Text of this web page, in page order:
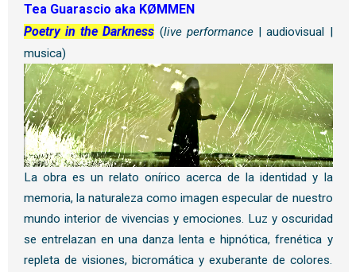
Tea Guarascio aka KØMMEN
Poetry in the Darkness (live performance | audiovisual |
musica)
La obra es un relato onírico acerca de la identidad y la
memoria, la naturaleza como imagen especular de nuestro
mundo interior de vivencias y emociones. Luz y oscuridad
se entrelazan en una danza lenta e hipnótica, frenética y
repleta de visiones, bicromática y exuberante de colores.